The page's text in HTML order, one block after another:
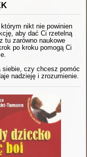
nikt nie powinien
aby dać Ci rzetelną
tu zarówno naukowe
po kroku pomogą Ci
siebie, czy chcesz pomóc
nadzieję i zrozumienie.